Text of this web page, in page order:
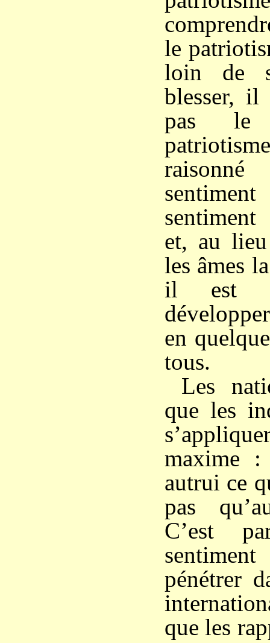
le
loin de
blesser, il
pas le
et, au
les âmes
il est
en
tous.
Les
que les
maxime
autrui ce
pas
C’est
pénétrer
que les